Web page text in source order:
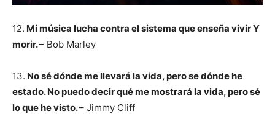
12. Mi música lucha contra el sistema que enseña vivir Y
morir.– Bob Marley
13. No sé dónde me llevará la vida, pero se dónde he
estado. No puedo decir qué me mostrará la vida, pero sé
lo que he visto.– Jimmy Cliff